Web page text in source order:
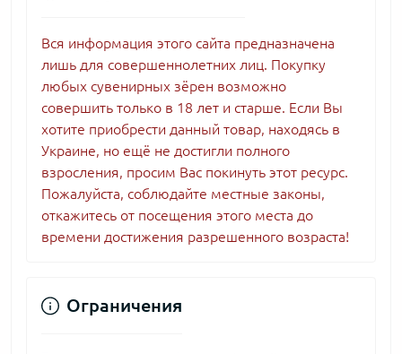
Вся информация этого сайта предназначена
лишь для совершеннолетних лиц. Покупку
любых сувенирных зёрен возможно
совершить только в 18 лет и старше. Если Вы
хотите приобрести данный товар, находясь в
Украине, но ещё не достигли полного
взросления, просим Вас покинуть этот ресурс.
Пожалуйста, соблюдайте местные законы,
откажитесь от посещения этого места до
времени достижения разрешенного возраста!
Ограничения